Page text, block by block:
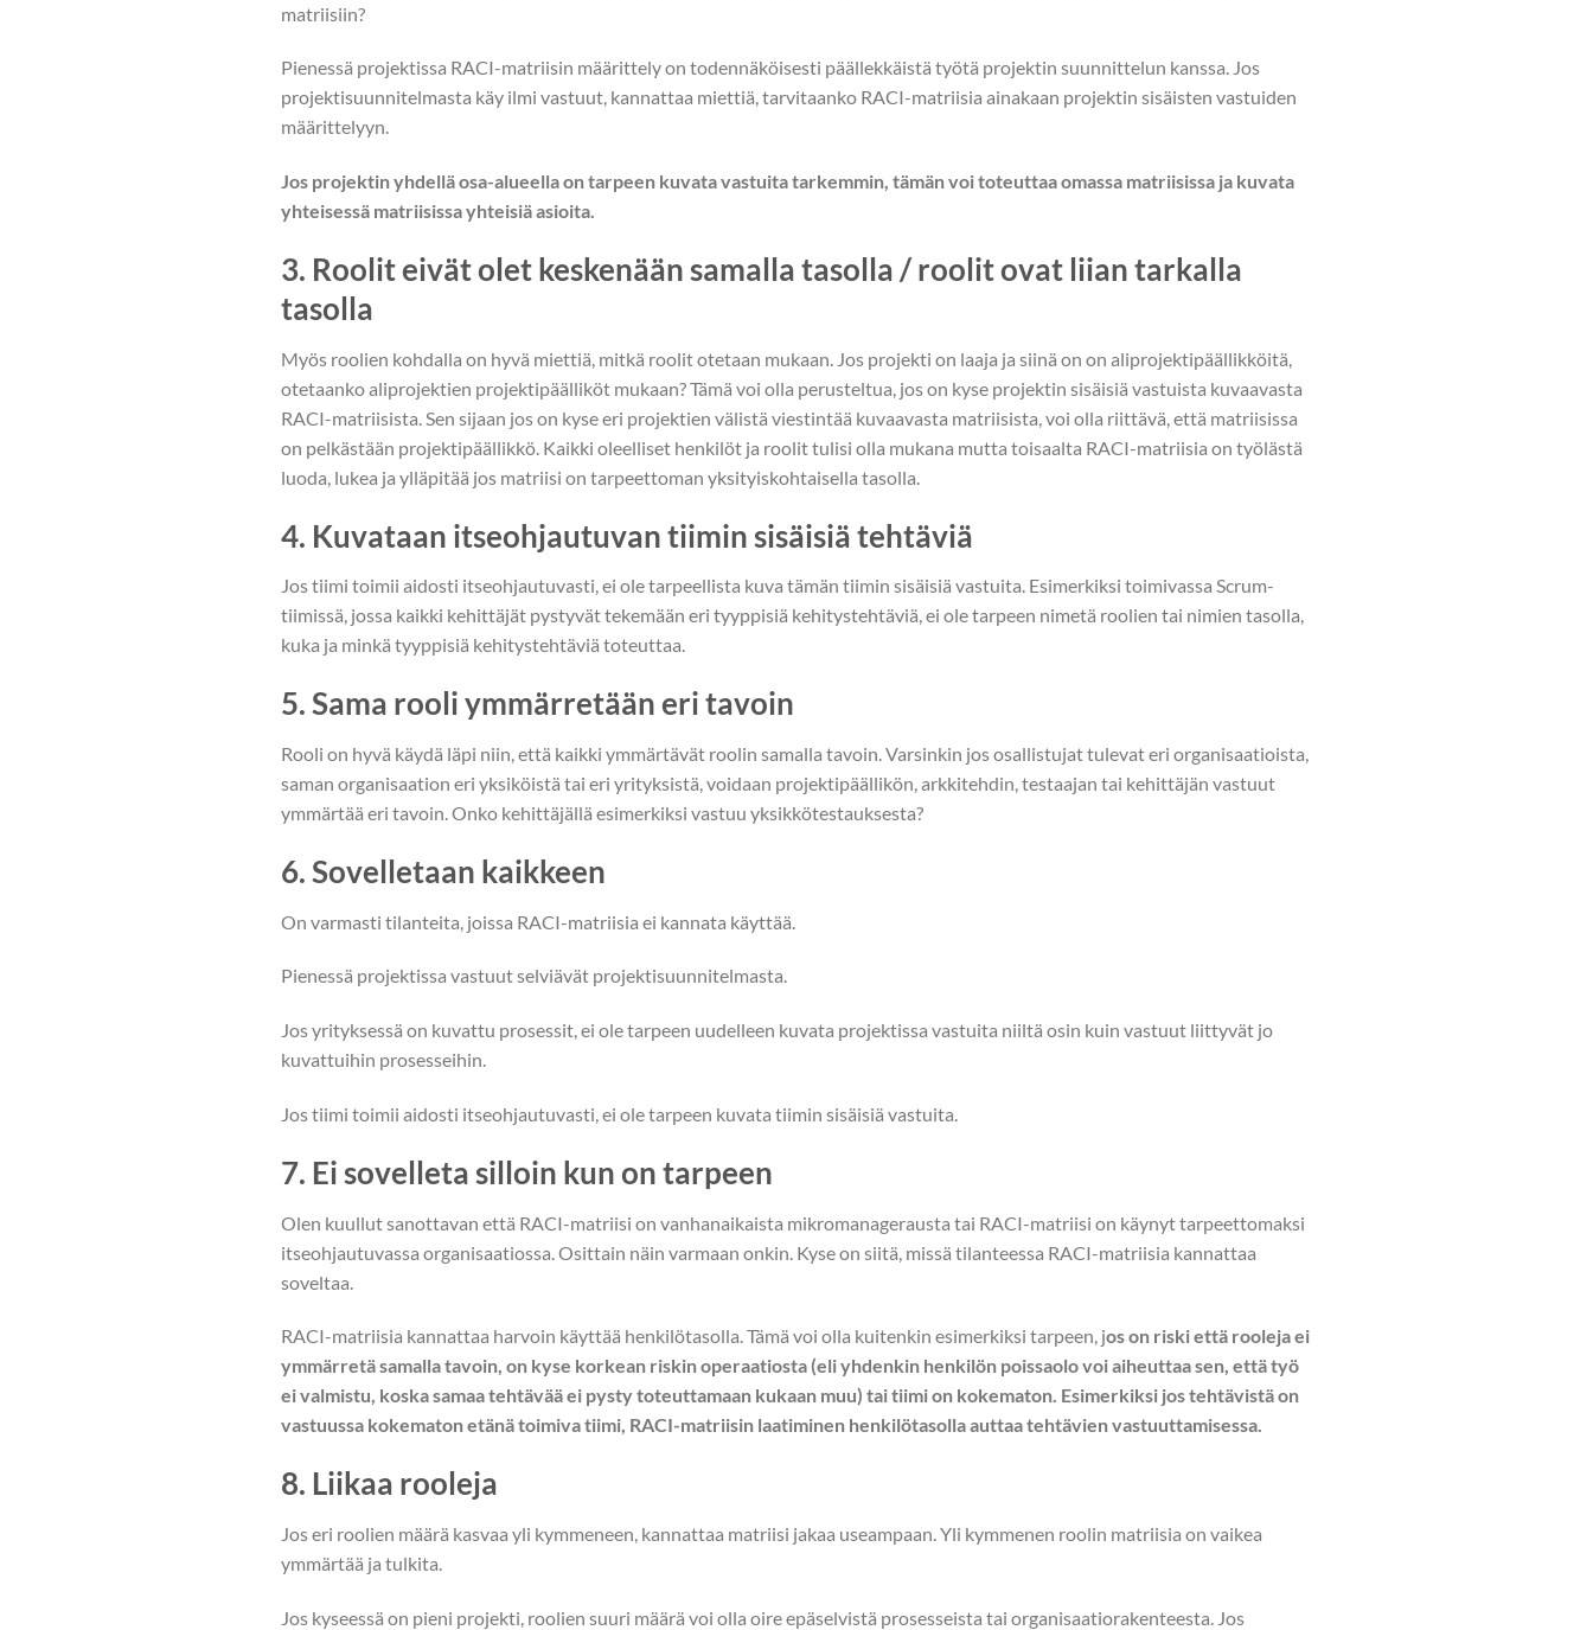
matriisiin?
Pienessä projektissa RACI-matriisin määrittely on todennäköisesti päällekkäistä työtä projektin suunnittelun kanssa. Jos
projektisuunnitelmasta käy ilmi vastuut, kannattaa miettiä, tarvitaanko RACI-matriisia ainakaan projektin sisäisten vastuiden
määrittelyyn.
Jos projektin yhdellä osa-alueella on tarpeen kuvata vastuita tarkemmin, tämän voi toteuttaa omassa matriisissa ja kuvata
yhteisessä matriisissa yhteisiä asioita.
3. Roolit eivät olet keskenään samalla tasolla / roolit ovat liian tarkalla
tasolla
Myös roolien kohdalla on hyvä miettiä, mitkä roolit otetaan mukaan. Jos projekti on laaja ja siinä on on aliprojektipäällikköitä,
otetaanko aliprojektien projektipäälliköt mukaan? Tämä voi olla perusteltua, jos on kyse projektin sisäisiä vastuista kuvaavasta
RACI-matriisista. Sen sijaan jos on kyse eri projektien välistä viestintää kuvaavasta matriisista, voi olla riittävä, että matriisissa
on pelkästään projektipäällikkö. Kaikki oleelliset henkilöt ja roolit tulisi olla mukana mutta toisaalta RACI-matriisia on työlästä
luoda, lukea ja ylläpitää jos matriisi on tarpeettoman yksityiskohtaisella tasolla.
4. Kuvataan itseohjautuvan tiimin sisäisiä tehtäviä
Jos tiimi toimii aidosti itseohjautuvasti, ei ole tarpeellista kuva tämän tiimin sisäisiä vastuita. Esimerkiksi toimivassa Scrum-
tiimissä, jossa kaikki kehittäjät pystyvät tekemään eri tyyppisiä kehitystehtäviä, ei ole tarpeen nimetä roolien tai nimien tasolla,
kuka ja minkä tyyppisiä kehitystehtäviä toteuttaa.
5. Sama rooli ymmärretään eri tavoin
Rooli on hyvä käydä läpi niin, että kaikki ymmärtävät roolin samalla tavoin. Varsinkin jos osallistujat tulevat eri organisaatioista,
saman organisaation eri yksiköistä tai eri yrityksistä, voidaan projektipäällikön, arkkitehdin, testaajan tai kehittäjän vastuut
ymmärtää eri tavoin. Onko kehittäjällä esimerkiksi vastuu yksikkötestauksesta?
6. Sovelletaan kaikkeen
On varmasti tilanteita, joissa RACI-matriisia ei kannata käyttää.
Pienessä projektissa vastuut selviävät projektisuunnitelmasta.
Jos yrityksessä on kuvattu prosessit, ei ole tarpeen uudelleen kuvata projektissa vastuita niiltä osin kuin vastuut liittyvät jo
kuvattuihin prosesseihin.
Jos tiimi toimii aidosti itseohjautuvasti, ei ole tarpeen kuvata tiimin sisäisiä vastuita.
7. Ei sovelleta silloin kun on tarpeen
Olen kuullut sanottavan että RACI-matriisi on vanhanaikaista mikromanagerausta tai RACI-matriisi on käynyt tarpeettomaksi
itseohjautuvassa organisaatiossa. Osittain näin varmaan onkin. Kyse on siitä, missä tilanteessa RACI-matriisia kannattaa
soveltaa.
RACI-matriisia kannattaa harvoin käyttää henkilötasolla. Tämä voi olla kuitenkin esimerkiksi tarpeen, jos on riski että rooleja ei
ymmärretä samalla tavoin, on kyse korkean riskin operaatiosta (eli yhdenkin henkilön poissaolo voi aiheuttaa sen, että työ
ei valmistu, koska samaa tehtävää ei pysty toteuttamaan kukaan muu) tai tiimi on kokematon. Esimerkiksi jos tehtävistä on
vastuussa kokematon etänä toimiva tiimi, RACI-matriisin laatiminen henkilötasolla auttaa tehtävien vastuuttamisessa.
8. Liikaa rooleja
Jos eri roolien määrä kasvaa yli kymmeneen, kannattaa matriisi jakaa useampaan. Yli kymmenen roolin matriisia on vaikea
ymmärtää ja tulkita.
Jos kyseessä on pieni projekti, roolien suuri määrä voi olla oire epäselvistä prosesseista tai organisaatiorakenteesta. Jos